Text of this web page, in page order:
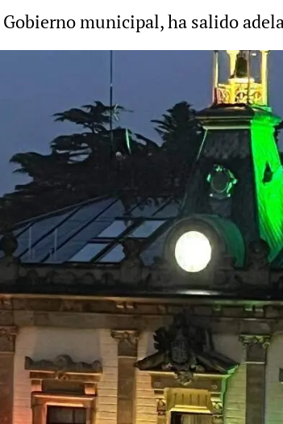
municipal, ha salido